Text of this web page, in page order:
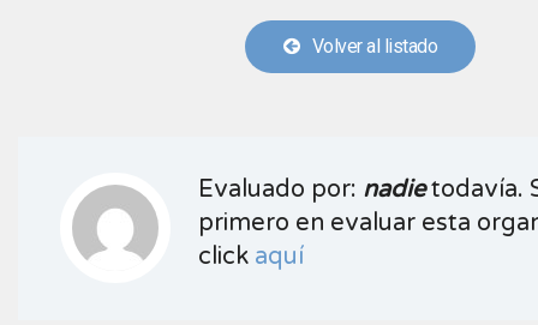
Volver al listado
Evaluado por: nadietodavía.
primero en evaluar esta
click aquí